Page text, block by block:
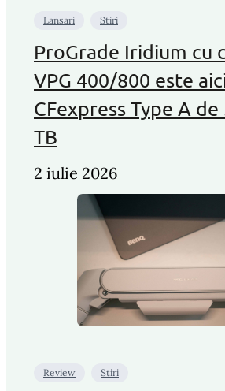
Lansari Stiri
ProGrade Iridium cu
VPG 400/800 este
CFexpress Type A de
TB
2 iulie 2026
Review Stiri